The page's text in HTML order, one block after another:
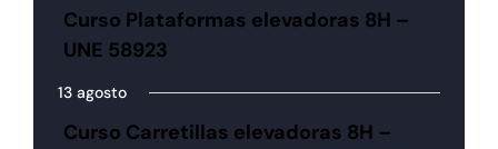
Curso Plataformas elevadoras 8H –
UNE 58923
13 agosto
Curso Carretillas elevadoras 8H –